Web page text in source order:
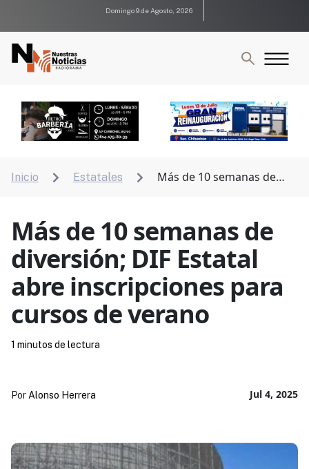
Domingo 9 de Agosto, 2026
Inicio  Estatales 
Más de 10 semanas de
Más de 10 semanas de
diversión; DIF Estatal
abre inscripciones para
cursos de verano
Jul 4, 2025
Por Alonso Herrera
1 minutos de lectura